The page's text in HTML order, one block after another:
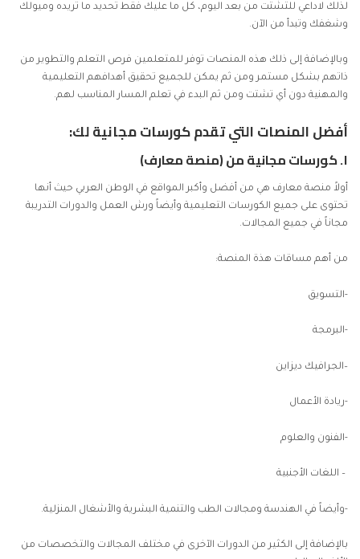
لذلك لاداعي للتشتت من بعد اليوم، كل ما عليك فقط تحديد ما تريده وميولك
وشغفك وتبدأ من الآن.
وبالإضافة إلى ذلك هذه المنصات توفر للمتعلمين فرص التعلم والتطوير من
ذاتهم بشكل مستمر ومن ثم يمكن للجميع تحقيق أهدافهم التعليمية
والمهنية دون أي تشتت ومن ثم البدء في تعلم المسار المناسب لهم.
أفضل المنصات التي تقدم كورسات مجانية لك:
١. كورسات مجانية من (منصة معارف)
أولاً منصة معارف هي من أفضل وأكبر المواقع في الوطن العربي حيث أنها
تحتوى على جميع الكورسات التعليمية وأيضاً ورش العمل والدورات التدريبة
مجاناً في جميع المجالات.
من أهم مساقات هذة المنصة:
-التسويق
-البرمجة
–الجرافيك ديزاين
-ريادة الأعمال
-الفنون والعلوم
– اللغات الأجنبية
-وأيضاً في الهندسة ومجالات الطب والتنمية البشرية والأشغال المنزلية.
بالإضافة إلى الكثير من الدورات الآخرى في مختلف المجالات والتخصصات من